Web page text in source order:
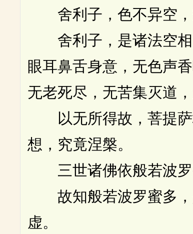
舍利子，色不异空，
舍利子，是诸法空相
眼耳鼻舌身意，无色声
无老死尽，无苦集灭道，
以无所得故，菩提萨
想，究竟涅槃。
三世诸佛依般若波罗
故知般若波罗蜜多，
虚。